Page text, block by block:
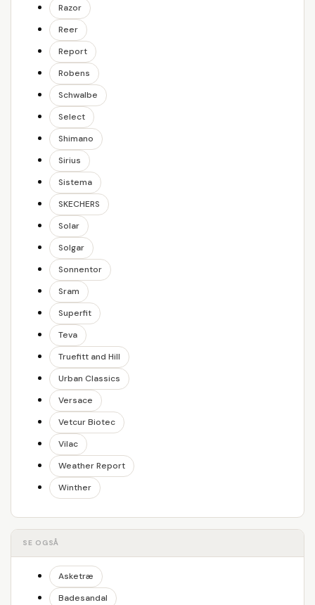
Razor
Reer
Report
Robens
Schwalbe
Select
Shimano
Sirius
Sistema
SKECHERS
Solar
Solgar
Sonnentor
Sram
Superfit
Teva
Truefitt and Hill
Urban Classics
Versace
Vetcur Biotec
Vilac
Weather Report
Winther
SE OGSÅ
Asketræ
Badesandal